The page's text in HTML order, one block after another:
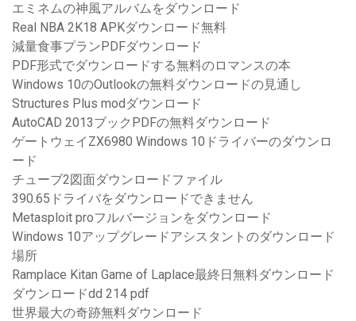
エミネムの神風アルバムをダウンロード
Real NBA 2K18 APKダウンロード無料
減量食事プランPDFダウンロード
PDF形式でダウンロードする無料のロマンスの本
Windows 10のOutlookの無料ダウンロードの見通し
Structures Plus modダウンロード
AutoCAD 2013ブックPDFの無料ダウンロード
ゲートウェイZX6980 Windows 10ドライバーのダウンロ
ード
チューブ2図面ダウンロードファイル
390.65ドライバをダウンロードできません
Metasploit proフルバージョンをダウンロード
Windows 10アップグレードアシスタントのダウンロード
場所
Ramplace Kitan Game of Laplace最終日無料ダウンロード
ダウンロードdd 214 pdf
世界最大の奇跡無料ダウンロード